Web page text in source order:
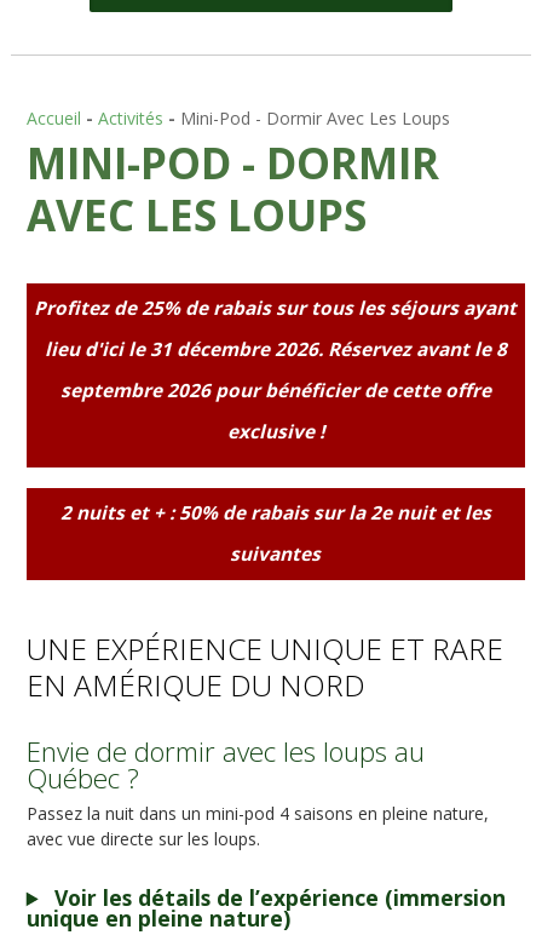
Accueil - Activités - Mini-Pod - Dormir Avec Les Loups
MINI-POD - DORMIR
AVEC LES LOUPS
Profitez de 25% de rabais sur tous les séjours ayant
lieu d'ici le 31 décembre 2026. Réservez avant le 8
septembre 2026 pour bénéficier de cette offre
exclusive !
2 nuits et + : 50% de rabais sur la 2e nuit et les
suivantes
UNE EXPÉRIENCE UNIQUE ET RARE
EN AMÉRIQUE DU NORD
Envie de dormir avec les loups au
Québec ?
Passez la nuit dans un mini-pod 4 saisons en pleine nature,
avec vue directe sur les loups.
Voir les détails de l’expérience (immersion
unique en pleine nature)